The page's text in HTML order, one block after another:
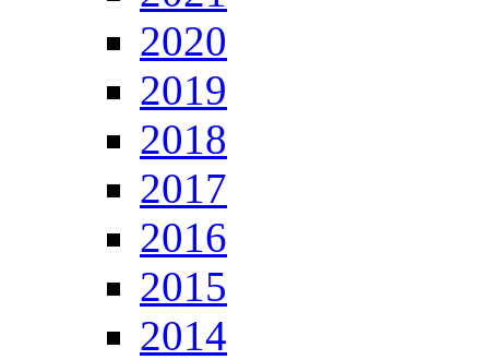
2020
2019
2018
2017
2016
2015
2014